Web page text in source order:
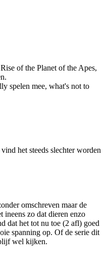
of the Planet of the Apes,
spelen mee, what's not to
het steeds slechter worden
omschreven maar de
zo dat dieren enzo
dat het tot nu toe (2 afl) goed
spanning op. Of de serie dit
wel kijken.